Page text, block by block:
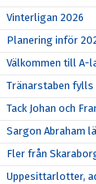
Vinterligan 2026
Planering inför
Välkommen till A-
Tränarstaben fylls
Tack Johan och
Sargon Abraham
Fler från
Uppesittarlotter,